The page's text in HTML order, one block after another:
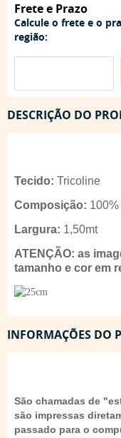
Frete e Prazo
Calcule o frete e o
região:
DESCRIÇÃO DO
Tecido: Tricoline
Composição:
Largura: 1,50mt
ATENÇÃO: as
tamanho e cor em
INFORMAÇÕES DO
São chamadas de
são impressas
passado para o